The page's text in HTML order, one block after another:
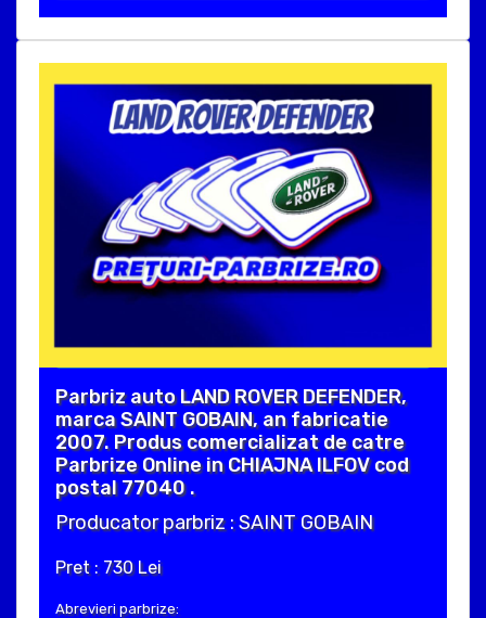
Parbriz auto LAND ROVER DEFENDER,
marca SAINT GOBAIN, an fabricatie
2007. Produs comercializat de catre
Parbrize Online in CHIAJNA ILFOV cod
postal 77040 .
Producator parbriz : SAINT GOBAIN
Pret : 730 Lei
Abrevieri parbrize: